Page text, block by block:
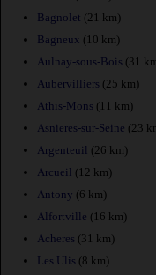
Bagnolet (21 km)
Bagneux (10 km)
Aulnay-sous-Bois (31
Aubervilliers (25 km)
Athis-Mons (11 km)
Asnieres-sur-Seine (23
Argenteuil (26 km)
Arcueil (12 km)
Antony (6 km)
Alfortville (16 km)
Acheres (31 km)
Les Ulis (8 km)